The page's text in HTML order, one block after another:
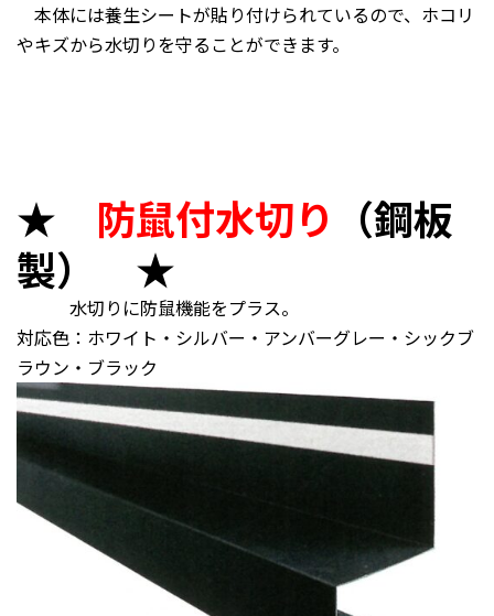
本体には養生シートが貼り付けられているので、ホコリ
やキズから水切りを守ることができます。
★ 防鼠付水切り （鋼板
製） ★
水切りに防鼠機能をプラス。
対応色：ホワイト・シルバー・アンバーグレー・シックブ
ラウン・ブラック